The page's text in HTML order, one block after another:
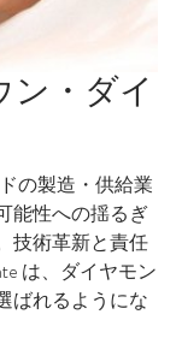
・ダイ
の製造・供給業
能性への揺るぎ
技術革新と責任
は、ダイヤモン
ばれるようにな